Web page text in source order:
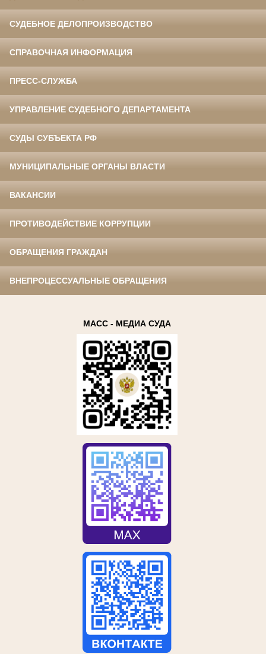
СУДЕБНОЕ ДЕЛОПРОИЗВОДСТВО
СПРАВОЧНАЯ ИНФОРМАЦИЯ
ПРЕСС-СЛУЖБА
УПРАВЛЕНИЕ СУДЕБНОГО ДЕПАРТАМЕНТА
СУДЫ СУБЪЕКТА РФ
МУНИЦИПАЛЬНЫЕ ОРГАНЫ ВЛАСТИ
ВАКАНСИИ
ПРОТИВОДЕЙСТВИЕ КОРРУПЦИИ
ОБРАЩЕНИЯ ГРАЖДАН
ВНЕПРОЦЕССУАЛЬНЫЕ ОБРАЩЕНИЯ
МАСС - МЕДИА СУДА